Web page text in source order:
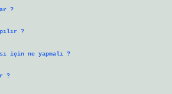
?
?
için ne yapmalı ?
?